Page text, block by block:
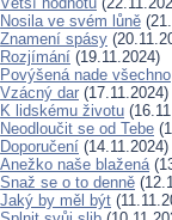
Nosila ve svém lůně
Znamení spásy
Rozjímání (19.11.2024)
Povýšená nade všechno
Vzácný dar (17.11.2024)
K lidskému životu
Neodloučit se od Tebe
Doporučení (14.11.2024)
Anežko naše blažená
Snaž se o to denně
Jaký by měl být